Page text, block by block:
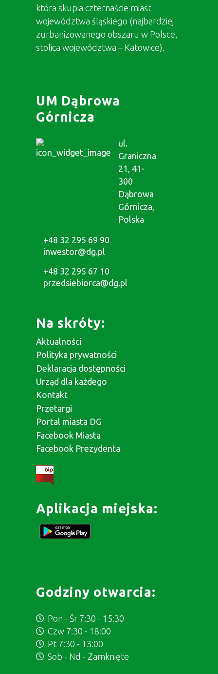
która skupia czternaście miast
województwa śląskiego (najbardziej
zurbanizowanego obszaru w Polsce,
stolica województwa – Katowice).
UM Dąbrowa
Górnicza
ul.
Graniczna
21, 41-
300
Dąbrowa
Górnicza,
Polska
+48 32 295 69 90
inwestor@dg.pl
+48 32 295 67 10
przedsiebiorca@dg.pl
Na skróty:
Aktualności
Polityka prywatności
Deklaracja dostępności
Urząd dla każdego
Kontakt
Przetargi
Portal miasta DG
Facebook Miasta
Facebook Prezydenta
Aplikacja miejska:
Godziny otwarcia:
Pon - Śr 7:30 - 15:30
Czw 7:30 - 18:00
Pt 7:30 - 13:00
Sob - Nd - Zamknięte